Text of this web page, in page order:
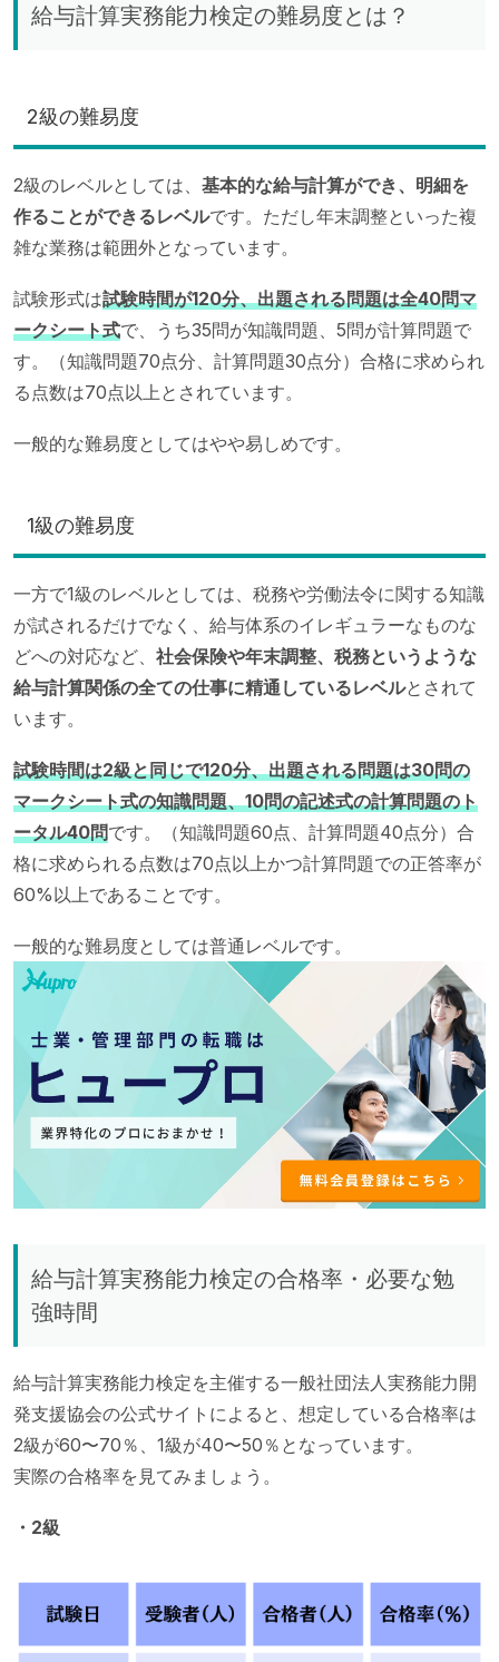
給与計算実務能力検定の難易度とは？
2級の難易度
2級のレベルとしては、 基本的な給与計算ができ、明細を
作ることができるレベルです。ただし年末調整といった複
雑な業務は範囲外となっています。
試験形式は試験時間が120分、出題される問題は全40問マ
ークシート式で、うち35問が知識問題、5問が計算問題で
す。（知識問題70点分、計算問題30点分）合格に求められ
る点数は70点以上とされています。
一般的な難易度としてはやや易しめです。
1級の難易度
一方で1級のレベルとしては、税務や労働法令に関する知識
が試されるだけでなく、給与体系のイレギュラーなものな
どへの対応など、 社会保険や年末調整、税務というような
給与計算関係の全ての仕事に精通しているレベルとされて
います。
試験時間は2級と同じで120分、出題される問題は30問の
マークシート式の知識問題、10問の記述式の計算問題のト
ータル40問です。（知識問題60点、計算問題40点分）合
格に求められる点数は70点以上かつ計算問題での正答率が
60%以上であることです。
一般的な難易度としては普通レベルです。
給与計算実務能力検定の合格率・必要な勉
強時間
給与計算実務能力検定を主催する一般社団法人実務能力開
発支援協会の公式サイトによると、想定している合格率は
2級が60〜70％、1級が40〜50％となっています。
実際の合格率を見てみましょう。
・2級